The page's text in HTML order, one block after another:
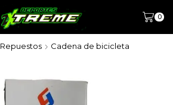
0
Repuestos Cadena de bicicleta